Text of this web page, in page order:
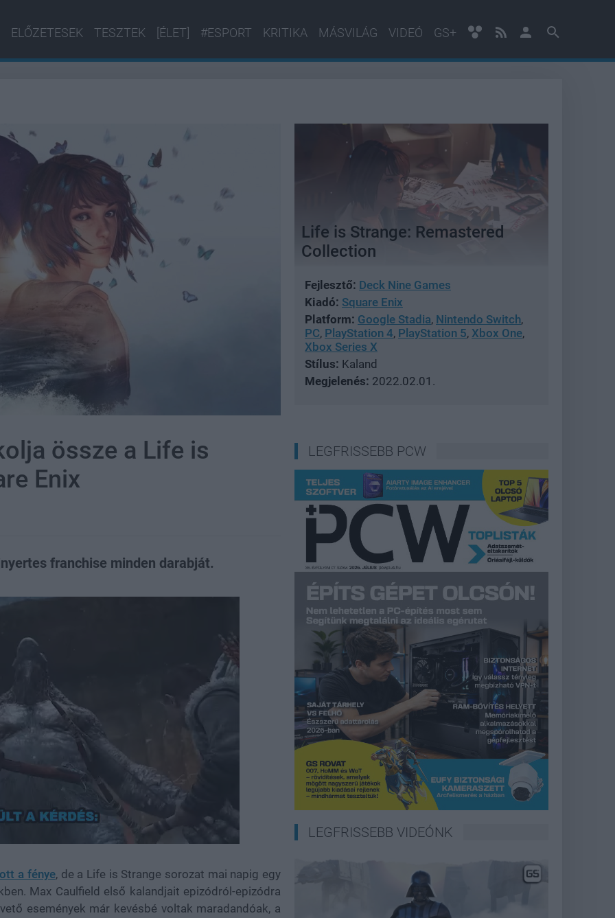
ELŐZETESEK TESZTEK [ÉLET] #ESPORT KRITIKA MÁSVILÁG VIDEÓ GS+
össze a Life is
Enix
franchise minden darabját.
a fénye, de a Life is Strange sorozat mai napig egy
Max Caulfield első kalandjait epizódról-epizódra
események már kevésbé voltak maradandóak, a
Life is Strange: Remastered
Collection
Fejlesztő: Deck Nine Games
Kiadó: Square Enix
Platform: Google Stadia, Nintendo Switch,
PC, PlayStation 4, PlayStation 5, Xbox One,
Xbox Series X
Stílus: Kaland
Megjelenés: 2022.02.01.
LEGFRISSEBB PCW
LEGFRISSEBB VIDEÓNK